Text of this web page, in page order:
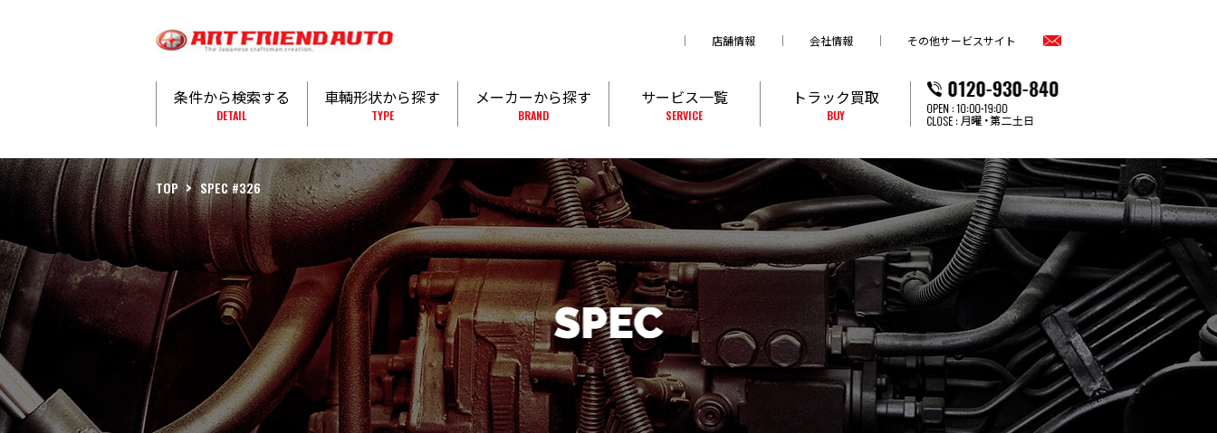
店舗情報 会社情報 その他サービスサイト
条件から検索する
DETAIL
車輌形状から探す
TYPE
メーカーから探す
BRAND
サービス一覧
SERVICE
トラック買取
BUY
TOP SPEC #326